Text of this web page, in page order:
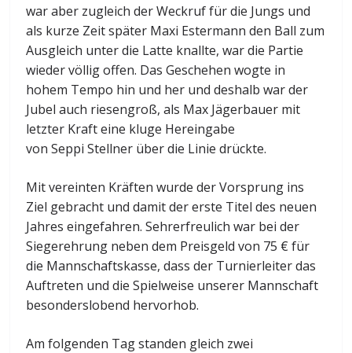
war aber zugleich der Weckruf für die Jungs und
als kurze Zeit später Maxi Estermann den Ball zum
Ausgleich unter die Latte knallte, war die Partie
wieder völlig offen. Das Geschehen wogte in
hohem Tempo hin und her und deshalb war der
Jubel auch riesengroß, als Max Jägerbauer mit
letzter Kraft eine kluge Hereingabe
von Seppi Stellner über die Linie drückte.
Mit vereinten Kräften wurde der Vorsprung ins
Ziel gebracht und damit der erste Titel des neuen
Jahres eingefahren. Sehrerfreulich war bei der
Siegerehrung neben dem Preisgeld von 75 € für
die Mannschaftskasse, dass der Turnierleiter das
Auftreten und die Spielweise unserer Mannschaft
besonderslobend hervorhob.
Am folgenden Tag standen gleich zwei